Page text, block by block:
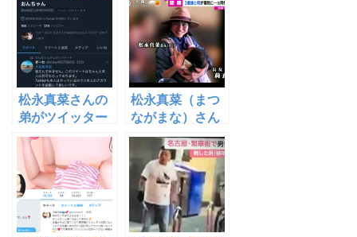
浩ではない！！
は？facebookは
削除済み
松永真菜さんの
弟がツイッター
で池袋の事故に
コメント
を・・・・
松永真菜（まつ
ながまな）さん
と莉子ちゃん顔
画像は？プロフ
ィールは？